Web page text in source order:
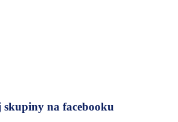
skupiny na facebooku